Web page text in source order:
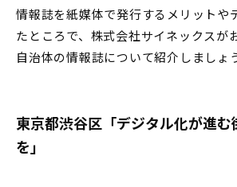
情報誌を紙媒体で発行するメリットや
たところで、株式会社サイネックスが
自治体の情報誌について紹介しましょ
東京都渋谷区「デジタル化が進
を」